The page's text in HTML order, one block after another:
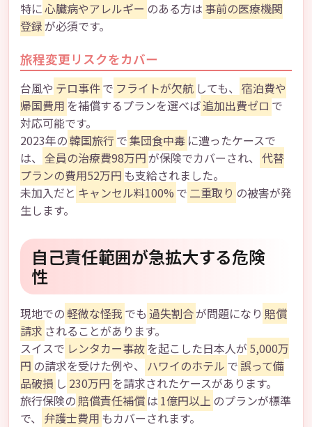
特に心臓病やアレルギー のある方は 事前の医療機関
登録が必須です。
旅程変更リスクをカバー
台風や テロ事件で フライトが欠航 しても、 宿泊費や
帰国費用 を補償するプランを選べば追加出費ゼロ で
対応可能です。
2023年の韓国旅行で集団食中毒 に遭ったケースで
は、 全員の治療費98万円が保険でカバーされ、 代替
プランの費用52万円 も支給されました。
未加入だと キャンセル料100% で 二重取り の被害が発
生します。
自己責任範囲が急拡大する危険
性
現地での 軽微な怪我 でも 過失割合が問題になり 賠償
請求 されることがあります。
スイスで レンタカー事故 を起こした日本人が 5,000万
円 の請求を受けた例や、 ハワイのホテル で誤って備
品破損 し 230万円 を請求されたケースがあります。
旅行保険の 賠償責任補償は 1億円以上 のプランが標準
で、
弁護士費用 もカバーされます。